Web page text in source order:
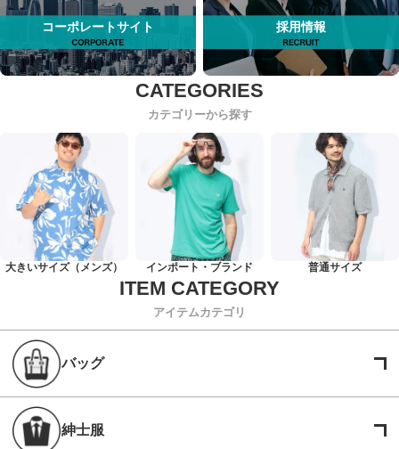
コーポレートサイト 採用情報
カテゴリーから探す
大きいサイズ（メンズ） インポート・ブランド 普通サイズ
アイテムカテゴリ
バッグ
紳士服